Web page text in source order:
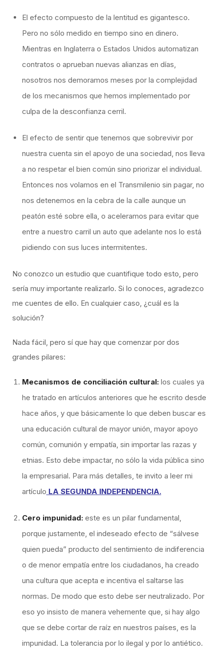
El efecto compuesto de la lentitud es gigantesco.
Pero no sólo medido en tiempo sino en dinero.
Mientras en Inglaterra o Estados Unidos automatizan
contratos o aprueban nuevas alianzas en días,
nosotros nos demoramos meses por la complejidad
de los mecanismos que hemos implementado por
culpa de la desconfianza cerril.
El efecto de sentir que tenemos que sobrevivir por
nuestra cuenta sin el apoyo de una sociedad, nos lleva
a no respetar el bien común sino priorizar el individual.
Entonces nos volamos en el Transmilenio sin pagar, no
nos detenemos en la cebra de la calle aunque un
peatón esté sobre ella, o aceleramos para evitar que
entre a nuestro carril un auto que adelante nos lo está
pidiendo con sus luces intermitentes.
No conozco un estudio que cuantifique todo esto, pero
sería muy importante realizarlo. Si lo conoces, agradezco
me cuentes de ello. En cualquier caso, ¿cuál es la
solución?
Nada fácil, pero sí que hay que comenzar por dos
grandes pilares:
Mecanismos de conciliación cultural:los cuales ya
he tratado en artículos anteriores que he escrito desde
hace años, y que básicamente lo que deben buscar es
una educación cultural de mayor unión, mayor apoyo
común, comunión y empatía, sin importar las razas y
etnias. Esto debe impactar, no sólo la vida pública sino
la empresarial. Para más detalles, te invito a leer mi
artículo LA SEGUNDA INDEPENDENCIA.
Cero impunidad: este es un pilar fundamental,
porque justamente, el indeseado efecto de “sálvese
quien pueda” producto del sentimiento de indiferencia
o de menor empatía entre los ciudadanos, ha creado
una cultura que acepta e incentiva el saltarse las
normas. De modo que esto debe ser neutralizado. Por
eso yo insisto de manera vehemente que, si hay algo
que se debe cortar de raíz en nuestros países, es la
impunidad. La tolerancia por lo ilegal y por lo antiético.